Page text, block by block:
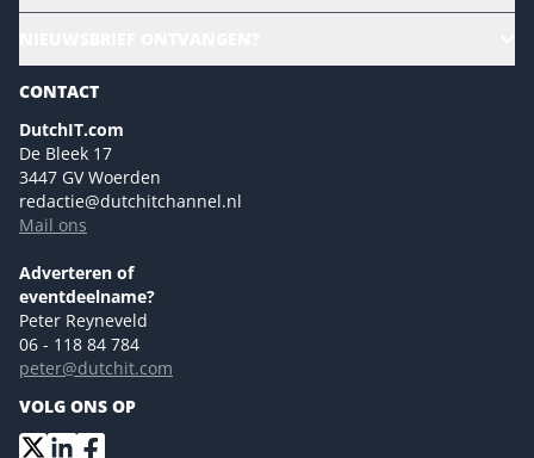
Magazines
Marketingmogelijkheden 2026
Eventmogelijkheden 2026
Advertising opportunities 2026 ENG
Event opportunities 2026 ENG
NL Digital
Versturen
CONTACT
DutchIT.com
De Bleek 17
3447 GV Woerden
redactie@dutchitchannel.nl
Mail ons
Adverteren of
eventdeelname?
Peter Reyneveld
06 - 118 84 784
peter@dutchit.com
VOLG ONS OP